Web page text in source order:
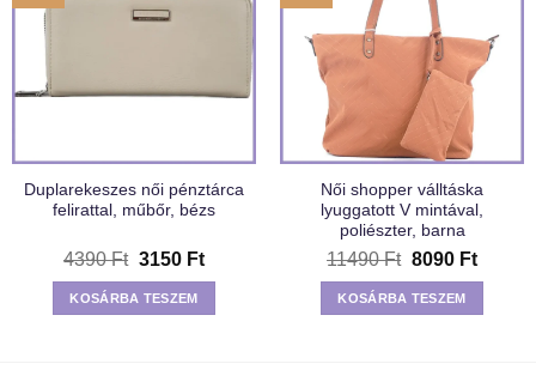
Duplarekeszes női pénztárca
felirattal, műbőr, bézs
4390Ft Original
price
was:
4390 Ft.
3150 FtCurrent
price
3150 Ft.
KOSÁRBA TESZEM
Női shopper válltáska
lyuggatott V mintával,
poliészter, barna
11490Ft Original
price
was:
11490 Ft.
8090 Ft
price
8090
KOSÁRBA TESZEM